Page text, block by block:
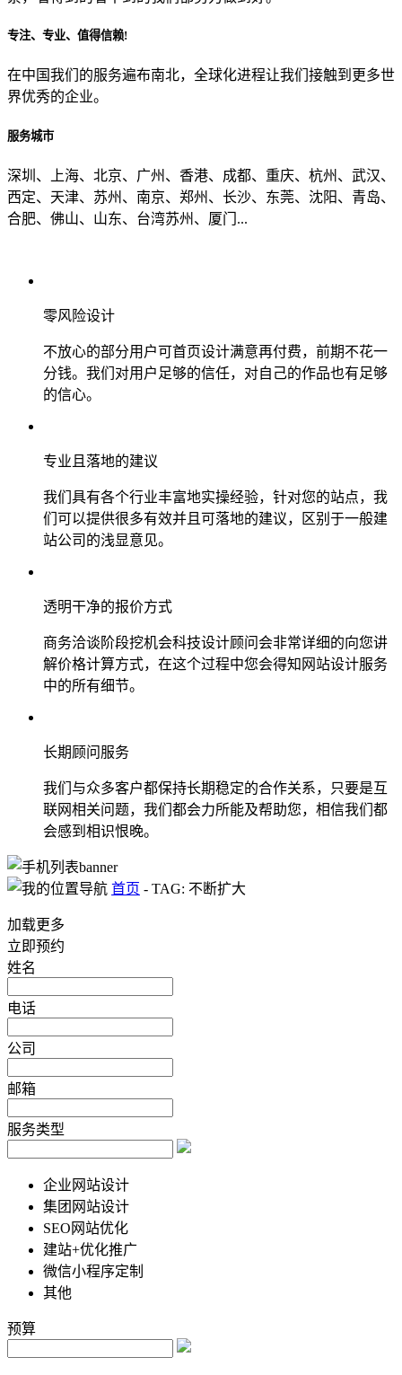
专注、专业、值得信赖!
在中国我们的服务遍布南北，全球化进程让我们接触到更多世
界优秀的企业。
服务城市
深圳、上海、北京、广州、香港、成都、重庆、杭州、武汉、
西定、天津、苏州、南京、郑州、长沙、东莞、沈阳、青岛、
合肥、佛山、山东、台湾苏州、厦门...
零风险设计
不放心的部分用户可首页设计满意再付费，前期不花一
分钱。我们对用户足够的信任，对自己的作品也有足够
的信心。
专业且落地的建议
我们具有各个行业丰富地实操经验，针对您的站点，我
们可以提供很多有效并且可落地的建议，区别于一般建
站公司的浅显意见。
透明干净的报价方式
商务洽谈阶段挖机会科技设计顾问会非常详细的向您讲
解价格计算方式，在这个过程中您会得知网站设计服务
中的所有细节。
长期顾问服务
我们与众多客户都保持长期稳定的合作关系，只要是互
联网相关问题，我们都会力所能及帮助您，相信我们都
会感到相识恨晚。
首页 - TAG: 不断扩大
加载更多
立即预约
姓名
电话
公司
邮箱
服务类型
企业网站设计
集团网站设计
SEO网站优化
建站+优化推广
微信小程序定制
其他
预算